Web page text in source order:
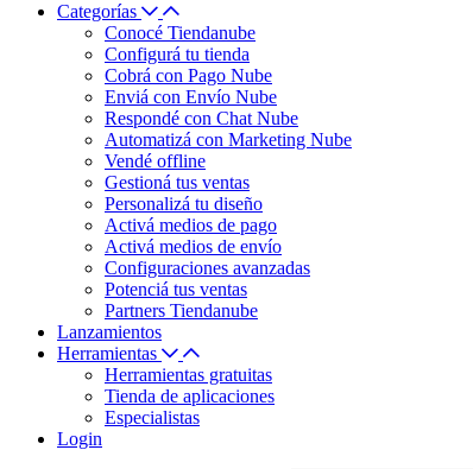
Categorías
Conocé Tiendanube
Configurá tu tienda
Cobrá con Pago Nube
Enviá con Envío Nube
Respondé con Chat Nube
Automatizá con Marketing Nube
Vendé offline
Gestioná tus ventas
Personalizá tu diseño
Activá medios de pago
Activá medios de envío
Configuraciones avanzadas
Potenciá tus ventas
Partners Tiendanube
Lanzamientos
Herramientas
Herramientas gratuitas
Tienda de aplicaciones
Especialistas
Login